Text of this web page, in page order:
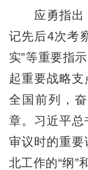
应勇指出，
记先后4次考
实”等重要指
起重要战略
全国前列，
章。习近平总
审议时的重要
北工作的“纲”